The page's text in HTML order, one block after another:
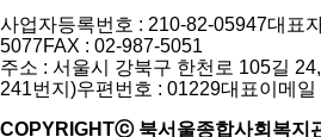
사업자등록번호 : 210-82-05947대표
5077FAX : 02-987-5051
주소 : 서울시 강북구 한천로 105길
241번지)우편번호 : 01229대표이메일
COPYRIGHTⓒ 북서울종합사회복지